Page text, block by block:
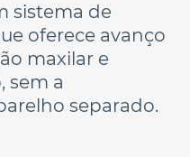
sistema de
oferece avanço
maxilar e
sem a
separado.